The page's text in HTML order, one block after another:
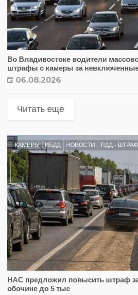
Во Владивостоке водители
штрафы с камеры за
06.08.2026
Читать еще
КАМЕРЫ ГИБДД НОВОСТИ ПДД -
НАС предложил повысить штраф
обочине до 5 тыс